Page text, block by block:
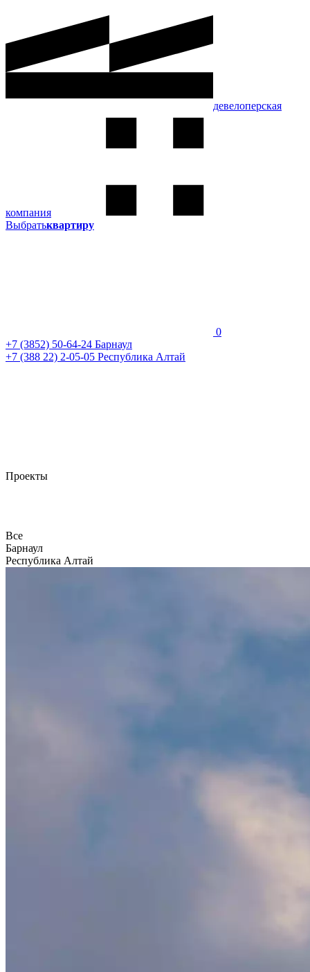
девелоперская
компания
Выбратьквартиру
0
+7 (3852) 50-64-24 Барнаул
+7 (388 22) 2-05-05 Республика Алтай
Проекты
Все
Барнаул
Республика Алтай